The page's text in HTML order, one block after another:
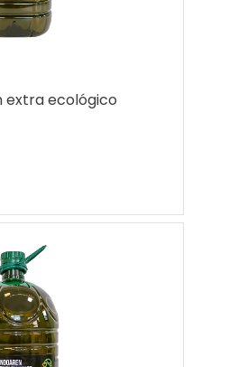
extra ecológico